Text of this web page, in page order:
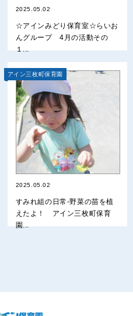
2025.05.02
☆アインみどり保育室☆らいお
んグループ 4月の活動その
１...
アイン三枚町保育園
2025.05.02
すみれ組の日常‐野菜の苗を植
えたよ！ アイン三枚町保育
園...